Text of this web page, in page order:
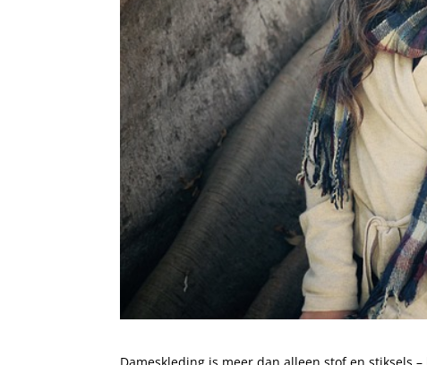
Dameskleding is meer dan alleen stof en stiksels